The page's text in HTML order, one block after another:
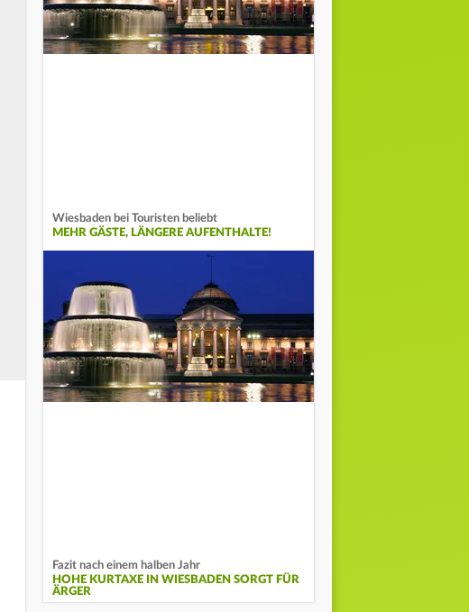
Wiesbaden bei Touristen beliebt
MEHR GÄSTE, LÄNGERE AUFENTHALTE!
Fazit nach einem halben Jahr
HOHE KURTAXE IN WIESBADEN SORGT FÜR
ÄRGER